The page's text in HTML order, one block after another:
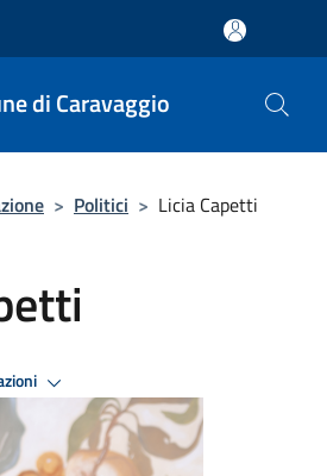
di Caravaggio
> Politici > Licia Capetti